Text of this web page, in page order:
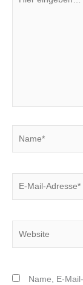
eingeben…
Name, E-